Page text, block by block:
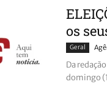
os
Geral
Da
domingo